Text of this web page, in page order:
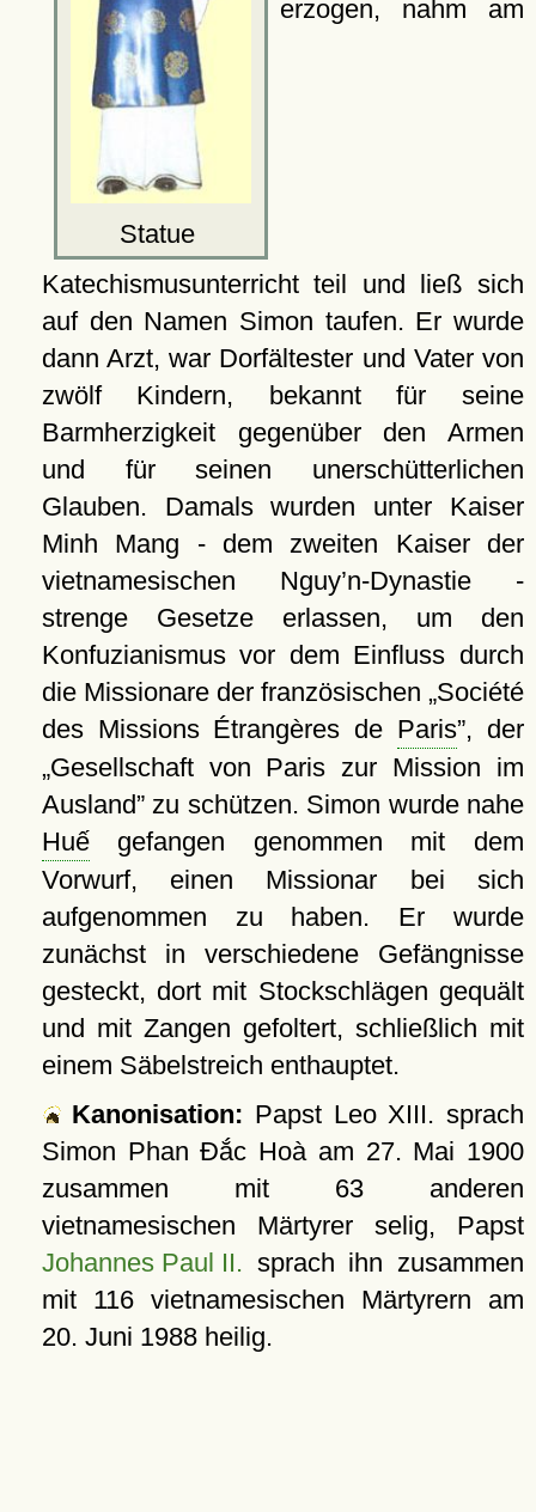
Statue
erzogen, nahm am
Katechismusunterricht teil und ließ sich
auf den Namen Simon taufen. Er wurde
dann Arzt, war Dorfältester und Vater von
zwölf Kindern, bekannt für seine
Barmherzigkeit gegenüber den Armen
und für seinen unerschütterlichen
Glauben. Damals wurden unter Kaiser
Minh Mang - dem zweiten Kaiser der
vietnamesischen Nguy’n-Dynastie -
strenge Gesetze erlassen, um den
Konfuzianismus vor dem Einfluss durch
die Missionare der französischen Société
des Missions Étrangères de Paris , der
Gesellschaft von Paris zur Mission im
Ausland zu schützen. Simon wurde nahe
Huếgefangen genommen mit dem
Vorwurf, einen Missionar bei sich
aufgenommen zu haben. Er wurde
zunächst in verschiedene Gefängnisse
gesteckt, dort mit Stockschlägen gequält
und mit Zangen gefoltert, schließlich mit
einem Säbelstreich enthauptet.
Kanonisation: Papst Leo XIII. sprach
Simon Phan Đắc Hoà am 27. Mai 1900
zusammen mit 63 anderen
vietnamesischen Märtyrer selig, Papst
Johannes Paul II. sprach ihn zusammen
mit 116 vietnamesischen Märtyrern am
20. Juni 1988heilig.